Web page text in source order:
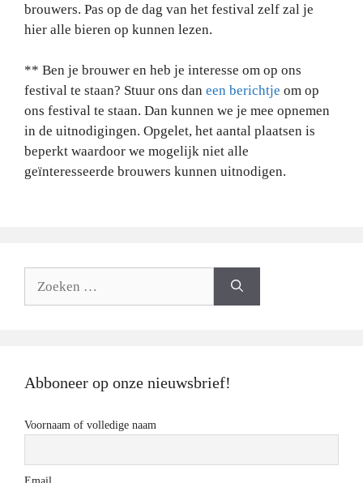
brouwers. Pas op de dag van het festival zelf zal je
hier alle bieren op kunnen lezen.
** Ben je brouwer en heb je interesse om op ons
festival te staan? Stuur ons dan een berichtje om op
ons festival te staan. Dan kunnen we je mee opnemen
in de uitnodigingen. Opgelet, het aantal plaatsen is
beperkt waardoor we mogelijk niet alle
geïnteresseerde brouwers kunnen uitnodigen.
Abboneer op onze nieuwsbrief!
Voornaam of volledige naam